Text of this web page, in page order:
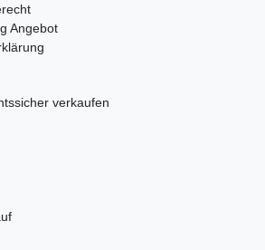
Angebot
verkaufen